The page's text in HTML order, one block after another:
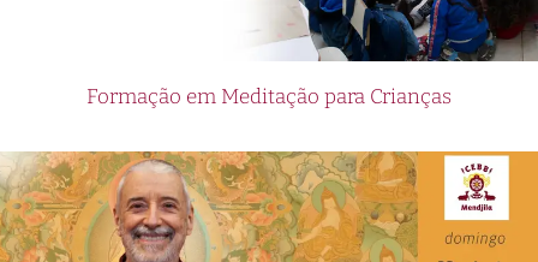
Formação em Meditação para Crianças